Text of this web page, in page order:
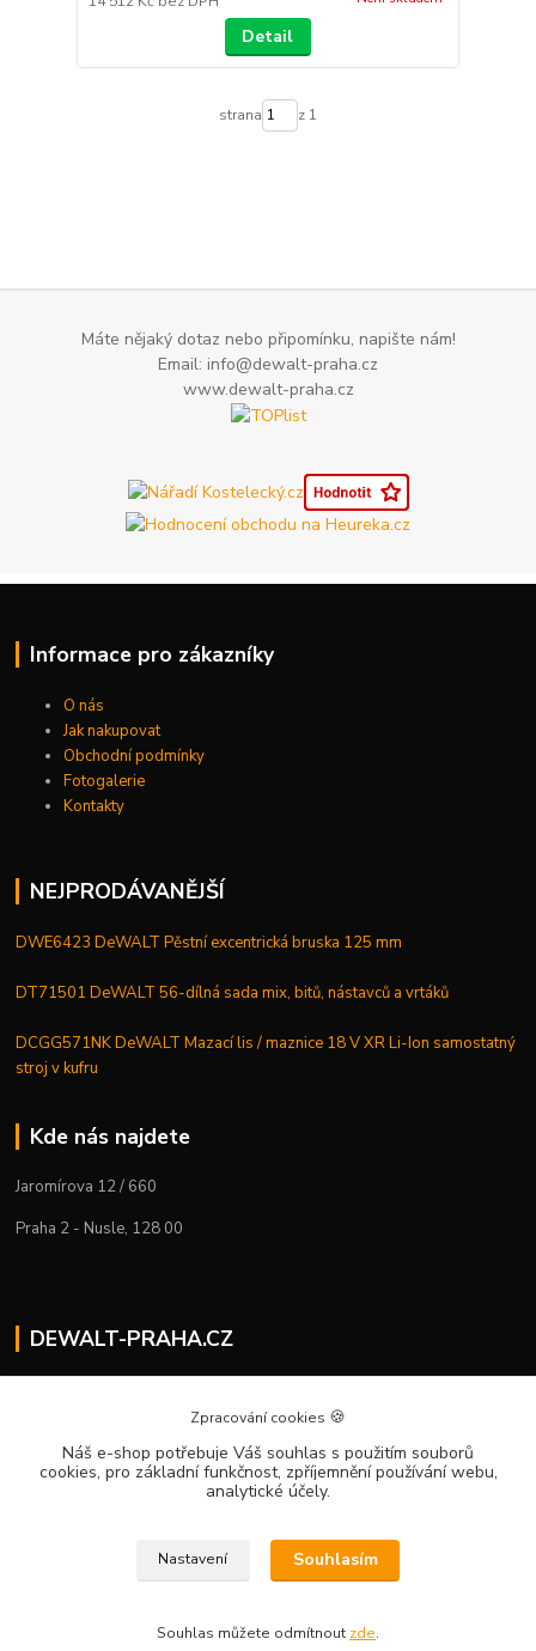
Detail
strana z 1
Máte nějaký dotaz nebo připomínku, napište nám!
Email: info@dewalt-praha.cz
www.dewalt-praha.cz
Informace pro zákazníky
O nás
Jak nakupovat
Obchodní podmínky
Fotogalerie
Kontakty
NEJPRODÁVANĚJŠÍ
DWE6423 DeWALT Pěstní excentrická bruska 125 mm
DT71501 DeWALT 56-dílná sada mix, bitů, nástavců a vrtáků
DCGG571NK DeWALT Mazací lis / maznice 18 V XR Li-Ion samostatný
stroj v kufru
Kde nás najdete
Jaromírova 12 / 660
Praha 2 - Nusle, 128 00
DEWALT-PRAHA.CZ
+420 224 936 535
info@dewalt-praha.cz
Zpracování cookies 🍪
Náš e-shop potřebuje Váš souhlas s použitím souborů
cookies, pro základní funkčnost, zpříjemnění používání webu,
analytické účely.
Nastavení Souhlasím
Souhlas můžete odmítnout zde.